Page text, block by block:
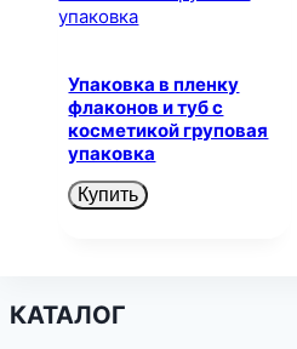
Упаковка в пленку
флаконов и туб с
косметикой груповая
упаковка
Купить
КАТАЛОГ